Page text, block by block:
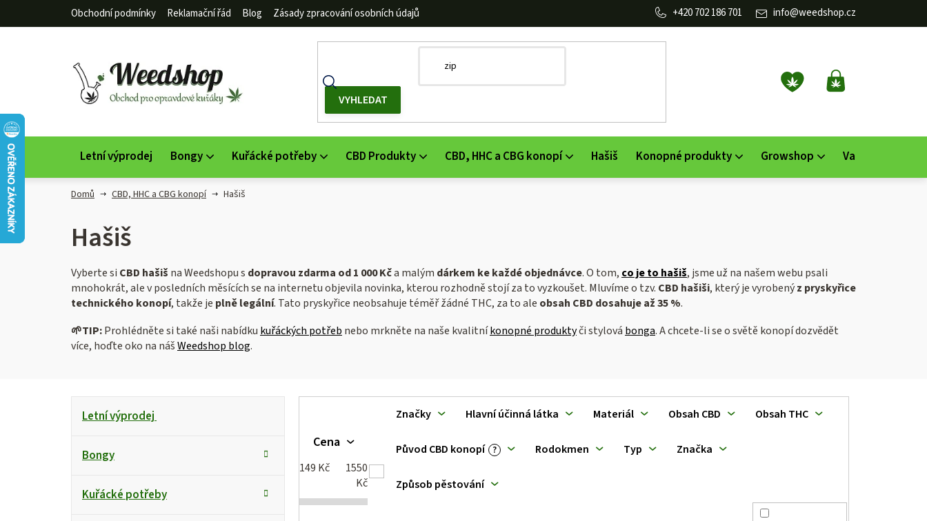
Obchodní podmínky Reklamační řád Blog Zásady zpracování osobních údajů info@weedshop.cz
702 186 701
NÁKUPNÍ
KOŠÍK
Letní výprodej Bongy Kuřácké potřeby CBD Produkty CBD, HHC a CBG konopí Hašiš Konopné produkty Growshop Vaporizéry
Domů CBD, HHC a CBG konopí Hašiš
Hašiš
Vyberte si CBD hašiš na Weedshopu s dopravou zdarma od 1 000 Kča malým dárkem ke každé objednávce.O tom, co je to hašiš, jsme už na našem webu psali
mnohokrát, ale v posledních měsících se na internetu objevila novinka, kterou rozhodně stojí za to vyzkoušet. Mluvíme o tzv. CBD hašiši, který je vyrobenýz pryskyřice
technického konopí, takže je plně legální. Tato pryskyřice neobsahuje téměř žádné THC, za to ale obsah CBD dosahuje až 35 %.
🌱TIP:Prohlédněte si také naši nabídku kuřáckých potřeb nebo mrkněte na naše kvalitníkonopné produktyči stylová bonga. A chcete-li se o světě konopí dozvědět
více, hoďte oko na nášWeedshop blog.
P
kategorie
KLetní výprodej
Bongy
Kuřácké potřeby
Cena
149 Kč
1550
Kč
Značky Hlavní účinná látka Materiál Obsah CBD Obsah THC
Původ CBD konopí ? Rodokmen Typ Značka
Způsob pěstování
p
i